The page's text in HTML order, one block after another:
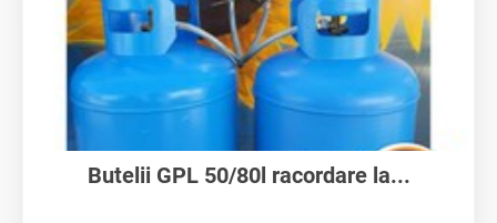
Butelii GPL 50/80l racordare la...